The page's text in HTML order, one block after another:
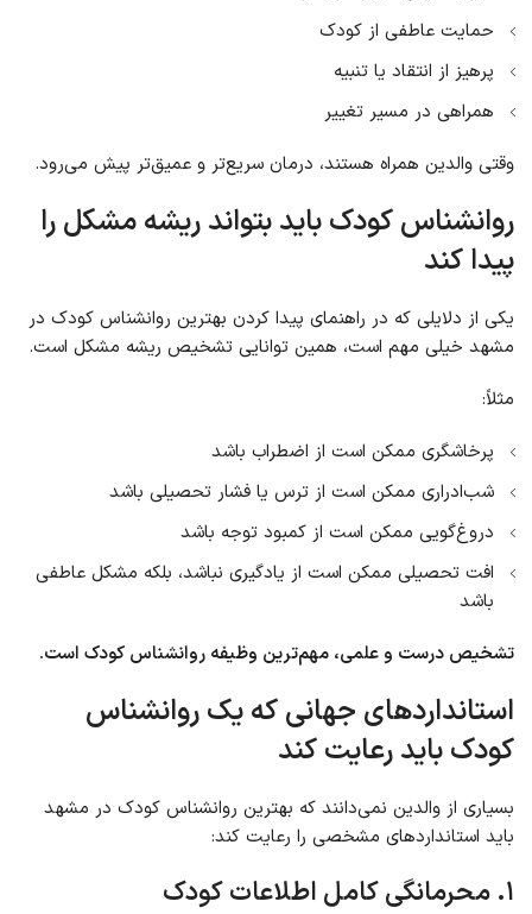
حمایت عاطفی از کودک
پرهیز از انتقاد یا تنبیه
همراهی در مسیر تغییر
وقتی والدین همراه هستند، درمان سریع‌تر و عمیق‌تر پیش می‌رود.
روانشناس کودک باید بتواند ریشه مشکل را
پیدا کند
یکی از دلایلی که در راهنمای پیدا کردن بهترین روانشناس کودک در
مشهد خیلی مهم است، همین توانایی تشخیص ریشه مشکل است.
مثلاً:
پرخاشگری ممکن است از اضطراب باشد
شب‌ادراری ممکن است از ترس یا فشار تحصیلی باشد
دروغ‌گویی ممکن است از کمبود توجه باشد
افت تحصیلی ممکن است از یادگیری نباشد، بلکه مشکل عاطفی
باشد
تشخیص درست و علمی، مهم‌ترین وظیفه روانشناس کودک است.
استانداردهای جهانی که یک روانشناس
کودک باید رعایت کند
بسیاری از والدین نمی‌دانند که بهترین روانشناس کودک در مشهد
باید استانداردهای مشخصی را رعایت کند:
۱. محرمانگی کامل اطلاعات کودک